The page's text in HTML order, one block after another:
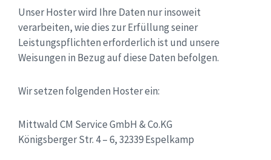
Unser Hoster wird Ihre Daten nur insoweit
verarbeiten, wie dies zur Erfüllung seiner
Leistungspflichten erforderlich ist und unsere
Weisungen in Bezug auf diese Daten befolgen.
Wir setzen folgenden Hoster ein:
Mittwald CM Service GmbH & Co.KG
Königsberger Str. 4 – 6, 32339 Espelkamp